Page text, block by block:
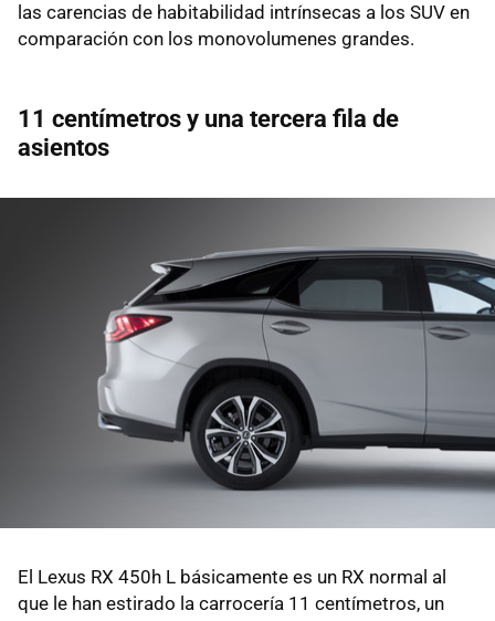
las carencias de habitabilidad intrínsecas a los SUV en
comparación con los monovolumenes grandes.
11 centímetros y una tercera fila de
asientos
El Lexus RX 450h L básicamente es un RX normal al
que le han estirado la carrocería 11 centímetros, un